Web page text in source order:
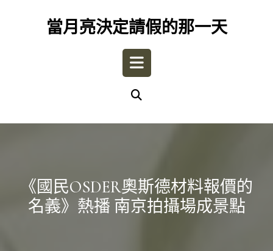
當月亮決定請假的那一天
Open
《國民OSDER奧斯德材料報價的
名義》熱播 南京拍攝場成景點